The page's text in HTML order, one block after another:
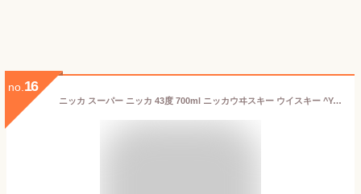
no. 16
ニッカ スーパー ニッカ 43度 700ml ニッカウヰスキー ウイスキー ^YANWSNJ0^